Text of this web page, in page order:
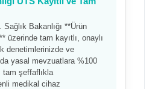
Bakanlığı **Ürün
üzerinde tam kayıtlı, onaylı
denetimlerinizde ve
yasal mevzuatlara %100
şeffaflıkla
medikal cihaz